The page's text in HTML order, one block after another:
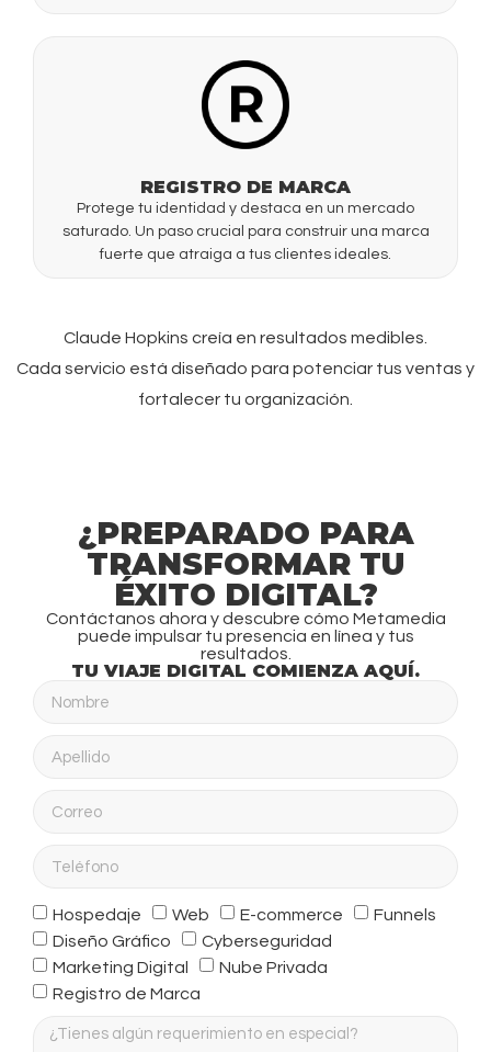
REGISTRO DE MARCA
Protege tu identidad y destaca en un mercado
saturado. Un paso crucial para construir una marca
fuerte que atraiga a tus clientes ideales.
Claude Hopkins creía en resultados medibles.
Cada servicio está diseñado para potenciar tus ventas y
fortalecer tu organización.
¿PREPARADO PARA
TRANSFORMAR TU
ÉXITO DIGITAL?
Contáctanos ahora y descubre cómo Metamedia
puede impulsar tu presencia en línea y tus
resultados.
TU VIAJE DIGITAL COMIENZA AQUÍ.
Hospedaje Web E-commerce
Funnels
Diseño Gráfico
Cyberseguridad
Marketing Digital
Nube Privada
Registro de Marca